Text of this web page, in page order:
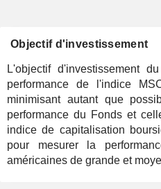
Objectif d'investissement
L'objectif d'investissement
performance de l'indice
minimisant autant que
performance du Fonds et
indice de capitalisation
pour mesurer la
américaines de grande et